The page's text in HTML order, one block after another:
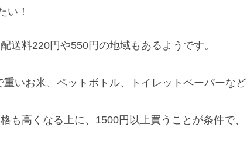
い！
送料220円や550円の地域もあるようです。
重いお米、ペットボトル、トイレットペーパーなど
も高くなる上に、1500円以上買うことが条件で、